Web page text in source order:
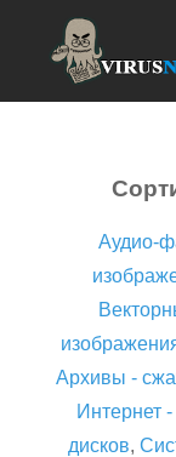
Аудио-
Архивы -
Интернет
дисков,